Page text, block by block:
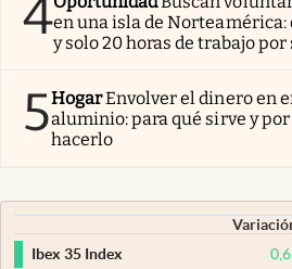
4en una isla de
y solo 20 horas de trabajo por
5HogarEnvolver el dinero en
aluminio: para qué sirve y
hacerlo
Ibex 35 Index